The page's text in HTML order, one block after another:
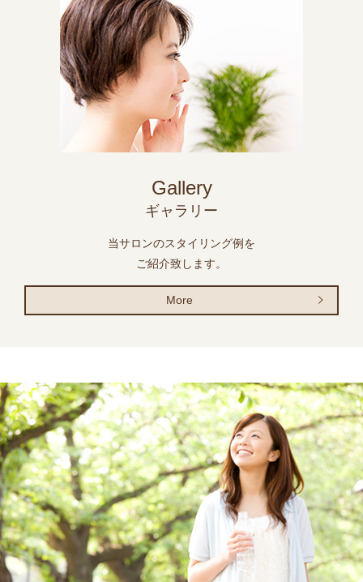
Gallery
ギャラリー
当サロンのスタイリング例を
ご紹介致します。
More